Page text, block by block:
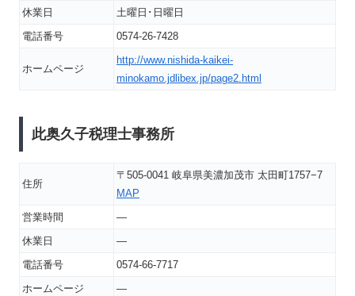
休業日
土曜日･日曜日
電話番号
0574-26-7428
ホームページ
http://www.nishida-kaikei-
minokamo.jdlibex.jp/page2.html
此奥久子税理士事務所
住所
〒505-0041 岐阜県美濃加茂市 太田町1757−7
MAP
営業時間
―
休業日
―
電話番号
0574-66-7717
ホームページ
―